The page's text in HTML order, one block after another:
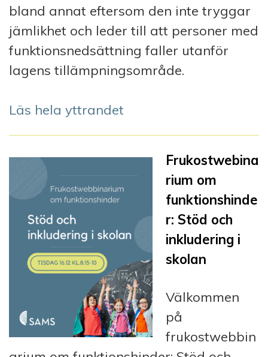
bland annat eftersom den inte tryggar
jämlikhet och leder till att personer med
funktionsnedsättning faller utanför
lagens tillämpningsområde. ⁠
Läs hela yttrandet
Frukostwebina
rium om
funktionshinde
r: Stöd och
inkludering i
skolan
Välkommen
på
frukostwebbin